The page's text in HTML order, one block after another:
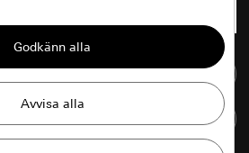
krävs för att kunna visa